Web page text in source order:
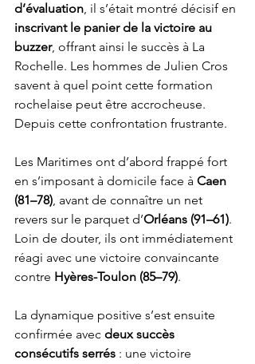
d’évaluation, il s’était montré décisif en
inscrivant le panier de la victoire au
buzzer, offrant ainsi le succès à La
Rochelle. Les hommes de Julien Cros
savent à quel point cette formation
rochelaise peut être accrocheuse.
Depuis cette confrontation frustrante.
Les Maritimes ont d’abord frappé fort
en s’imposant à domicile face à Caen
(81–78), avant de connaître un net
revers sur le parquet d’Orléans (91–61).
Loin de douter, ils ont immédiatement
réagi avec une victoire convaincante
contre Hyères-Toulon (85–79).
La dynamique positive s’est ensuite
confirmée avec deux succès
consécutifs serrés : une victoire